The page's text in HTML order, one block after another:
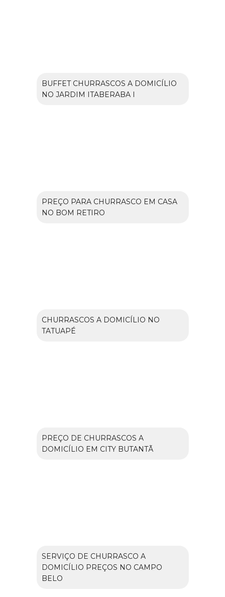
BUFFET CHURRASCOS A DOMICÍLIO
NO JARDIM ITABERABA I
PREÇO PARA CHURRASCO EM CASA
NO BOM RETIRO
CHURRASCOS A DOMICÍLIO NO
TATUAPÉ
PREÇO DE CHURRASCOS A
DOMICÍLIO EM CITY BUTANTÃ
SERVIÇO DE CHURRASCO A
DOMICÍLIO PREÇOS NO CAMPO
BELO